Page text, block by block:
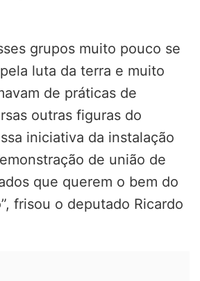
grupos muito pouco se
luta da terra e muito
de práticas de
outras figuras do
iniciativa da instalação
de união de
que querem o bem do
frisou o deputado Ricardo